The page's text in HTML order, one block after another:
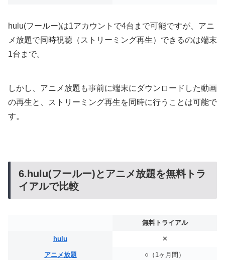
hulu(フールー)は1アカウントで4台まで可能ですが、アニ
メ放題で同時視聴（ストリーミング再生）できるのは端末
1台まで。
しかし、アニメ放題も事前に端末にダウンロードした動画
の再生と、ストリーミング再生を同時に行うことは可能で
す。
6.hulu(フールー)とアニメ放題を無料トラ
イアルで比較
無料トライアル
hulu ✕
アニメ放題 ○（1ヶ月間）